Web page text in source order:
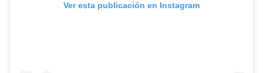
Ver esta publicación en Instagram